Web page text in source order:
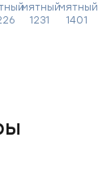
мятный
1231
мятный
1401